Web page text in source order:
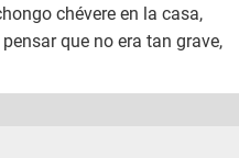
chévere en la casa,
que no era tan grave,